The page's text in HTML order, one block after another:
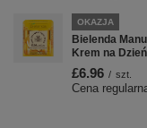
OKAZJA
Bielenda
Krem na
£6.96 / szt.
Cena